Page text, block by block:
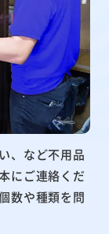
、など不用品
にご連絡くだ
数や種類を問